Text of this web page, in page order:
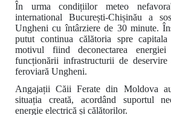
În urma condițiilor meteo
international București-Chișinău a
Ungheni cu întârziere de 30 minute.
putut continua călătoria spre
motivul fiind deconectarea
funcționării infrastructurii de
feroviară Ungheni.
Angajații Căii Ferate din Moldova
situația creată, acordând suportul
energie electrică și călătorilor.